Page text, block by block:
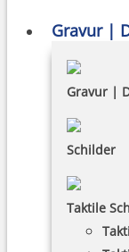
Gravur |
Gravur |
Schilder
Taktile